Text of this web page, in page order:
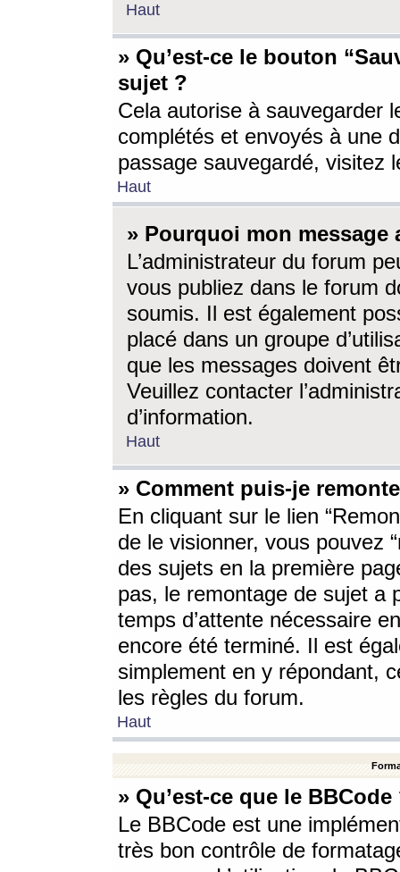
Haut
» Qu’est-ce le bouton
sujet ?
Cela autorise à sauvegarder
complétés et envoyés à une
passage sauvegardé, visitez
Haut
» Pourquoi mon message
L’administrateur du forum
vous publiez dans le forum
soumis. Il est également
placé dans un groupe
que les messages doivent
Veuillez contacter
d’information.
Haut
» Comment puis-je
En cliquant sur le lien
de le visionner, vous pouvez
des sujets en la première
pas, le remontage de sujet a
temps d’attente nécessaire
encore été terminé. Il est
simplement en y répondant,
les règles du forum.
Haut
» Qu’est-ce que le BBCode
Le BBCode est une
très bon contrôle de